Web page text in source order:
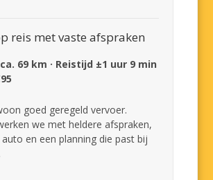
reis met vaste afspraken
69 km · Reistijd ±1 uur 9 min
goed geregeld vervoer.
we met heldere afspraken,
en een planning die past bij